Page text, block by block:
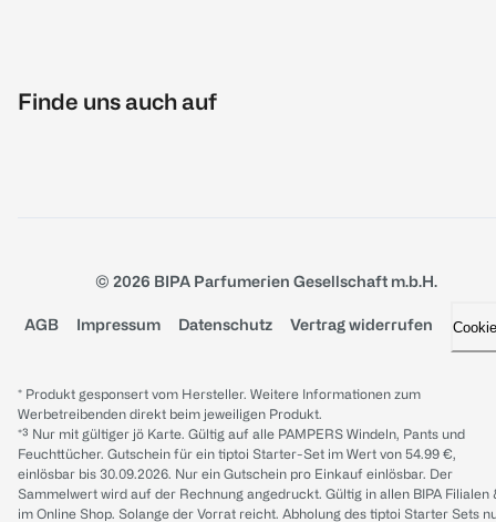
Finde uns auch auf
© 2026 BIPA Parfumerien Gesellschaft m.b.H.
AGB Impressum Datenschutz Vertrag widerrufen
* Produkt gesponsert vom Hersteller. Weitere Informationen zum
Werbetreibenden direkt beim jeweiligen Produkt.
*³ Nur mit gültiger jö Karte. Gültig auf alle PAMPERS Windeln, Pants und
Feuchttücher. Gutschein für ein tiptoi Starter-Set im Wert von 54.99 €,
einlösbar bis 30.09.2026. Nur ein Gutschein pro Einkauf einlösbar. Der
Sammelwert wird auf der Rechnung angedruckt. Gültig in allen BIPA Filialen
im Online Shop. Solange der Vorrat reicht. Abholung des tiptoi Starter Sets